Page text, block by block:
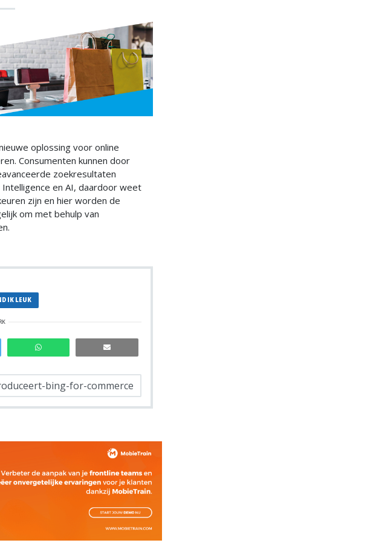
oplossing voor online
Consumenten kunnen door
zoekresultaten
en AI, daardoor weet
zijn en hier worden de
om met behulp van
IK LEUK